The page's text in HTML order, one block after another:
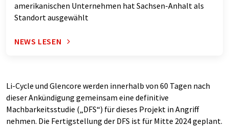
amerikanischen Unternehmen hat Sachsen-Anhalt als
Standort ausgewählt
NEWS LESEN
Li-Cycle und Glencore werden innerhalb von 60 Tagen nach
dieser Ankündigung gemeinsam eine definitive
Machbarkeitsstudie („DFS“) für dieses Projekt in Angriff
nehmen. Die Fertigstellung der DFS ist für Mitte 2024 geplant.